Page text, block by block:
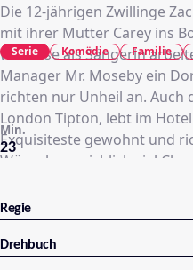
Die 12-jährigen Zwillinge
mit ihrer Mutter Carey ins
wo diese als Sängerin
Manager Mr. Moseby ein
richten nur Unheil an. Auch die Tochter des Besitzers,
London Tipton, lebt im
Exquisiteste gewohnt und
Wünschen reichlich viel
Reichtum gesegnete
versucht ständig jedes
London oder bei Zack & Cody.
23
Min.
Serie Komödie Familie
Regie
Drehbuch